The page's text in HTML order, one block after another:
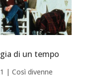
di un tempo
| Così divenne